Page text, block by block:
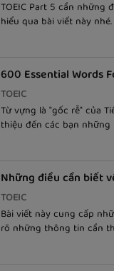
TOEIC Part 5 cần những
hiểu qua bài viết này nhé.
600 Essential Words
TOEIC
Từ vựng là "gốc rễ" của
thiệu đến các bạn
Những điều cần biết
TOEIC
Bài viết này cung cấp
rõ những thông tin cần